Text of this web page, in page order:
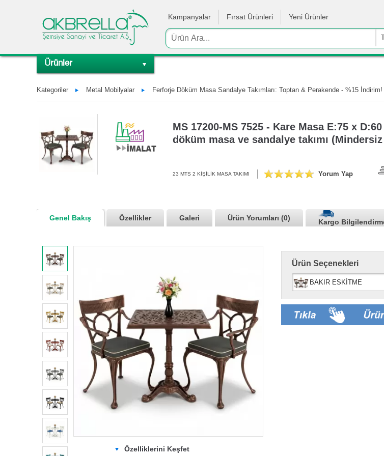
Kampanyalar Fırsat Ürünleri Yeni Ürünler
Ürünler
Kategoriler Metal Mobilyalar Ferforje Döküm Masa Sandalye Takımları: Toptan & Perakende - %15 İndirim!
MS 17200-MS 7525 - Kare Masa E:75 x
döküm masa ve sandalye takımı (Mindersiz
23 MTS 2 KİŞİLİK MASA TAKIMI Yorum Yap
Genel Bakış Özellikler Galeri Ürün Yorumları (0)
Kargo
Özelliklerini Keşfet
Ürün Seçenekleri